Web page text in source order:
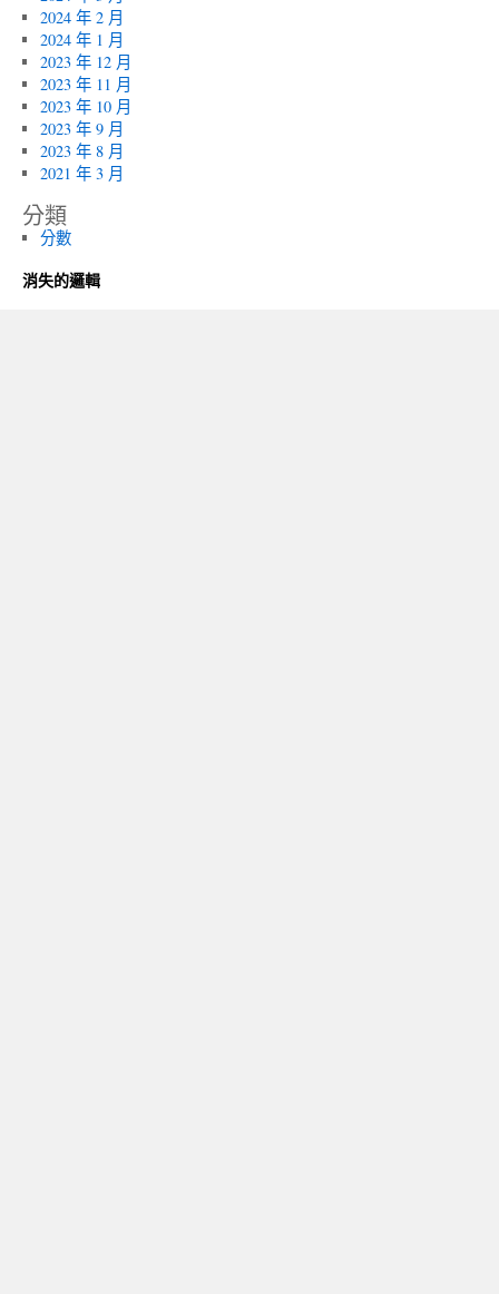
2024 年 2 月
2024 年 1 月
2023 年 12 月
2023 年 11 月
2023 年 10 月
2023 年 9 月
2023 年 8 月
2021 年 3 月
分類
分數
消失的邏輯